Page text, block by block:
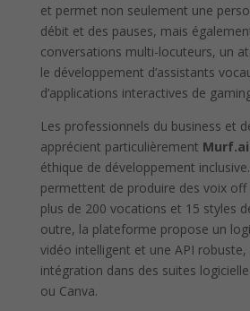
et permet non seulement une
débit et des pauses, mais
conversations multi-locuteurs, un
le développement d’assistants
d’applications interactives de
Les professionnels du business et
apprécient particulièrement Murf.ai
éthique de développement
permettent de produire des voix off
plus de 200 vocations et 15 styles
outre, la plateforme propose un
vidéo intelligent et une API
intégration dans des suites
ou Canva.